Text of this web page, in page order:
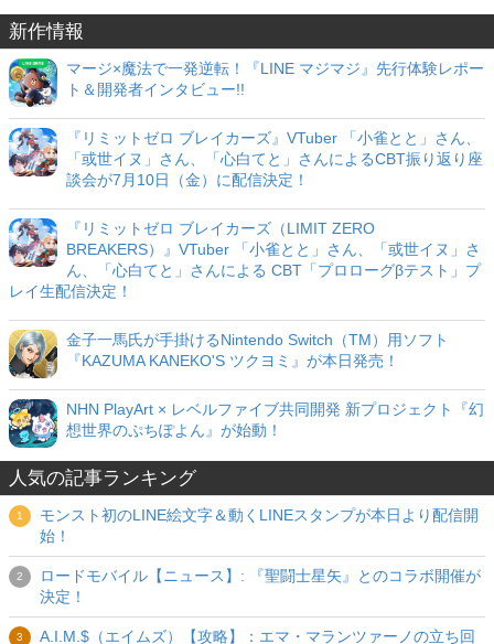
新作情報
マージ×魔法で一発逆転！『LINE マジマジ』先行体験レポー
ト＆開発者インタビュー!!
『リミットゼロ ブレイカーズ』VTuber 「小雀とと」さん、
「或世イヌ」さん、「心白てと」さんによるCBT振り返り座
談会が7月10日（金）に配信決定！
『リミットゼロ ブレイカーズ（LIMIT ZERO
BREAKERS）』VTuber 「小雀とと」さん、「或世イヌ」さ
ん、「心白てと」さんによる CBT「プロローグβテスト」プ
レイ生配信決定！
金子一馬氏が手掛けるNintendo Switch（TM）用ソフト
『KAZUMA KANEKO'S ツクヨミ』が本日発売！
NHN PlayArt × レベルファイブ共同開発 新プロジェクト『幻
想世界のぷちぽよん』が始動！
人気の記事ランキング
モンスト初のLINE絵文字＆動くLINEスタンプが本日より配信開
始！
ロードモバイル【ニュース】: 『聖闘士星矢』とのコラボ開催が
決定！
A.I.M.$（エイムズ）【攻略】：エマ・マランツァーノの立ち回